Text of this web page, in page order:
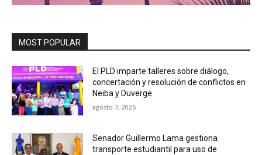
MOST POPULAR
El PLD imparte talleres sobre diálogo,
concertación y resolución de conflictos en
Neiba y Duverge
agosto 7, 2026
Senador Guillermo Lama gestiona
transporte estudiantil para uso de